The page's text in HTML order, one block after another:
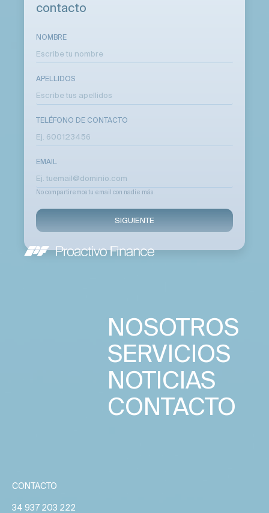
contacto
NOMBRE
APELLIDOS
TELÉFONO DE CONTACTO
EMAIL
No compartiremos tu email con nadie más.
SIGUIENTE
NOSOTROS
SERVICIOS
NOTICIAS
CONTACTO
CONTACTO
34 937 203 222